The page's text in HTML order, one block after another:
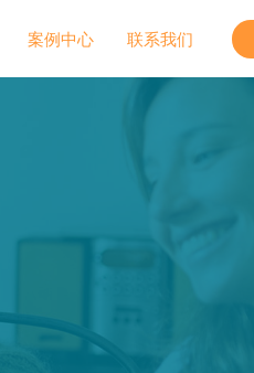
案例中心 联系我们